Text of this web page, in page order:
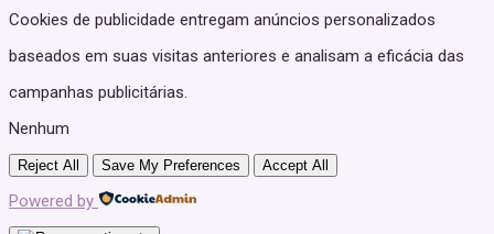
Cookies de publicidade entregam anúncios personalizados
baseados em suas visitas anteriores e analisam a eficácia das
campanhas publicitárias.
Nenhum
Reject All Save My Preferences Accept All
Powered by